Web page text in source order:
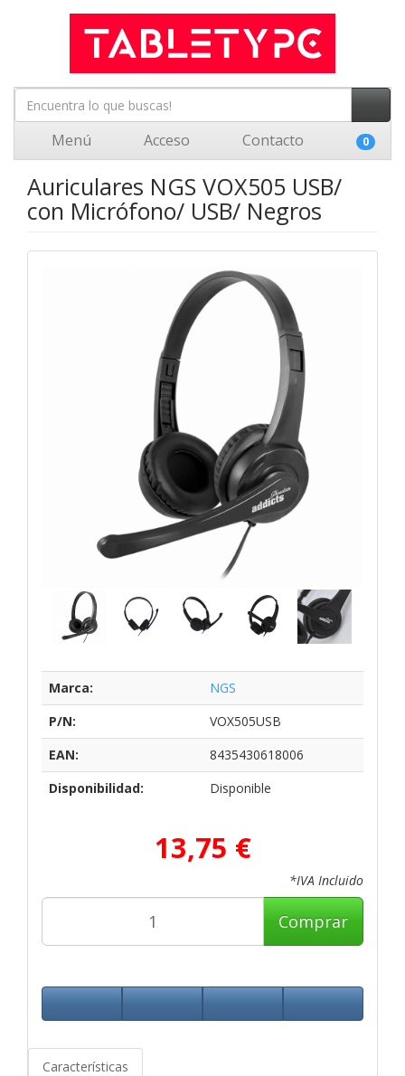
Menú Acceso Contacto 0
Auriculares NGS VOX505 USB/
con Micrófono/ USB/ Negros
Marca:
NGS
P/N:
VOX505USB
EAN:
8435430618006
Disponibilidad:
Disponible
13,75 €
*IVA Incluido
Comprar
Características